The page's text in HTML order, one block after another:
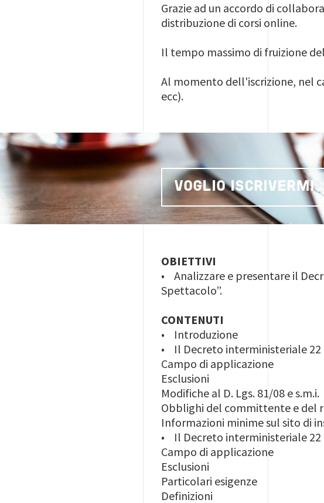
Grazie ad un accordo di
distribuzione di corsi online.
Il tempo massimo di fruizione
Al momento dell'iscrizione, nel
ecc).
VOGLIO ISCRIVERMI
OBIETTIVI
• Analizzare e presentare il
Spettacolo”.
CONTENUTI
• Introduzione
• Il Decreto interministeriale 22
Campo di applicazione
Esclusioni
Modifiche al D. Lgs. 81/08 e s.m.i.
Obblighi del committente e del
Informazioni minime sul sito di
• Il Decreto interministeriale 22
Campo di applicazione
Esclusioni
Particolari esigenze
Definizioni